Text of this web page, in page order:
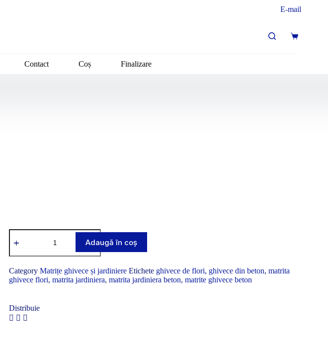
E-mail
Contact Coș Finalizare
Adaugă în coș
Category Matrițe ghivece și jardiniere Etichete ghivece de flori, ghivece din beton, matrita
ghivece flori, matrita jardiniera, matrita jardiniera beton, matrite ghivece beton
Distribuie